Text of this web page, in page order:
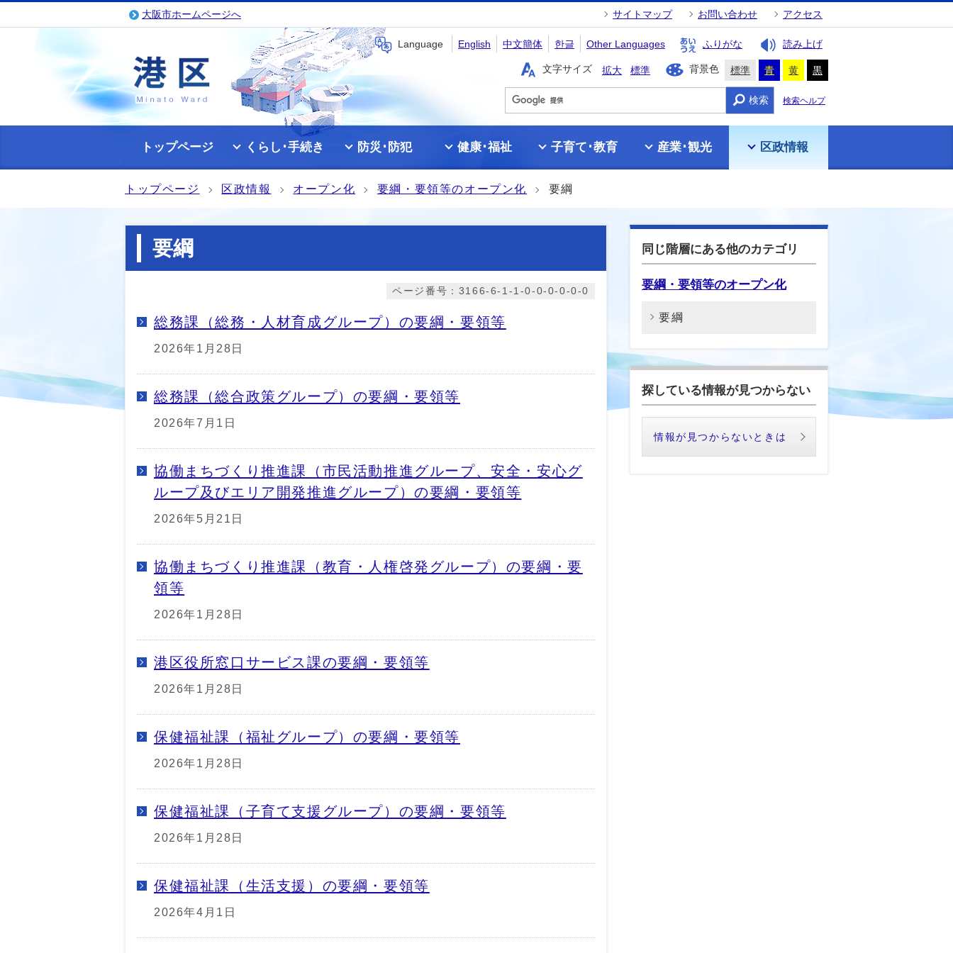
大阪市ホームページへ サイトマップ お問い合わせ アクセス
Language English 中文簡体 한글 Other Languages ふりがな 読み上げ
文字サイズ 拡大 標準 背景色 標準 青 黄 黒
検索 検索ヘルプ
トップページ くらし･手続き 防災･防犯 健康･福祉 子育て･教育 産業･観光 区政情報
トップページ 区政情報 オープン化 要綱・要領等のオープン化 要綱
要綱
ページ番号：3166-6-1-1-0-0-0-0-0-0
総務課（総務・人材育成グループ）の要綱・要領等
2026年1月28日
総務課（総合政策グループ）の要綱・要領等
2026年7月1日
協働まちづくり推進課（市民活動推進グループ、安全・安心グ
ループ及びエリア開発推進グループ）の要綱・要領等
2026年5月21日
協働まちづくり推進課（教育・人権啓発グループ）の要綱・要
領等
2026年1月28日
港区役所窓口サービス課の要綱・要領等
2026年1月28日
保健福祉課（福祉グループ）の要綱・要領等
2026年1月28日
保健福祉課（子育て支援グループ）の要綱・要領等
2026年1月28日
保健福祉課（生活支援）の要綱・要領等
2026年4月1日
同じ階層にある他のカテゴリ
要綱・要領等のオープン化
要綱
探している情報が見つからない
情報が見つからないときは